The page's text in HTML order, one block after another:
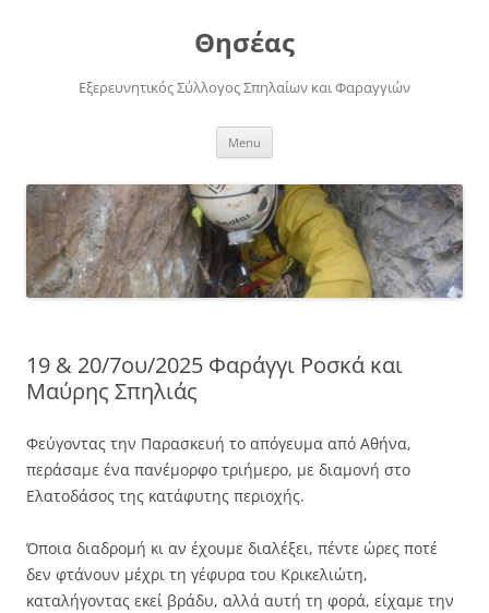
Θησέας
Εξερευνητικός Σύλλογος Σπηλαίων και Φαραγγιών
Menu
19 & 20/7ου/2025 Φαράγγι Ροσκά και
Μαύρης Σπηλιάς
Φεύγοντας την Παρασκευή το απόγευμα από Αθήνα,
περάσαμε ένα πανέμορφο τριήμερο, με διαμονή στο
Ελατοδάσος της κατάφυτης περιοχής.
Όποια διαδρομή κι αν έχουμε διαλέξει, πέντε ώρες ποτέ
δεν φτάνουν μέχρι τη γέφυρα του Κρικελιώτη,
καταλήγοντας εκεί βράδυ, αλλά αυτή τη φορά, είχαμε την